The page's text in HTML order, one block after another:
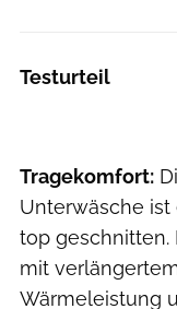
Testurteil
Tragekomfort:
Unterwäsche ist
top geschnitten.
mit
Wärmeleistung